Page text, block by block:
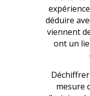
déduire
viennent
ont un
Déchiffrer
mesure